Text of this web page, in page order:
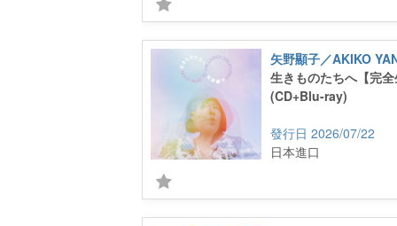
矢野顯子／AKIKO
生きものたちへ【完
(CD+Blu-ray)
2026/07/22
日本進口